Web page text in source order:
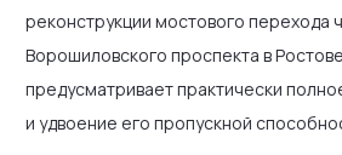
реконструкции мостового перехода
Ворошиловского проспекта в
предусматривает практически
и удвоение его пропускной